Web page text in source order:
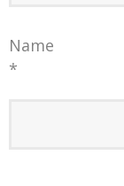
Name
*